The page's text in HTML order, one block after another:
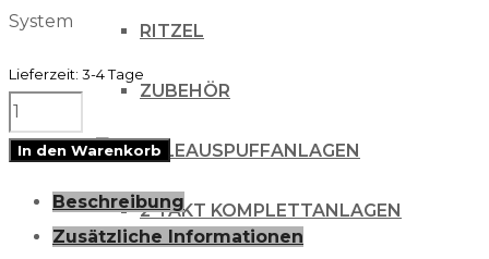
RITZEL
ZUBEHÖR
AUSPUFFANLAGEN
2-TAKT KOMPLETTANLAGEN
System
Lieferzeit: 3-4 Tage
Gabelschlüssel
Menge
In den Warenkorb
Beschreibung
Zusätzliche Informationen